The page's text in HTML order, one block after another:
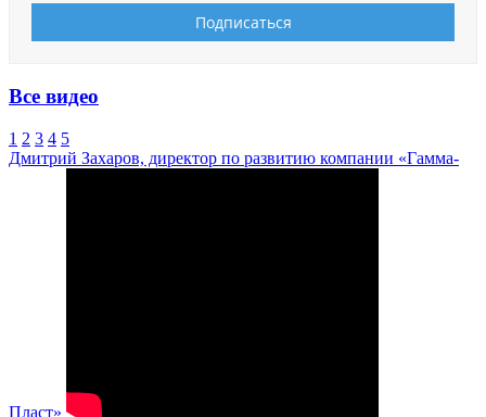
Все видео
1 2 3 4 5
Дмитрий Захаров, директор по развитию компании «Гамма-
Пласт»